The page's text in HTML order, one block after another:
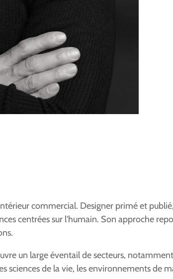
commercial. Designer primé et
centrées sur l'humain. Son approche
un large éventail de secteurs,
sciences de la vie, les environnements de